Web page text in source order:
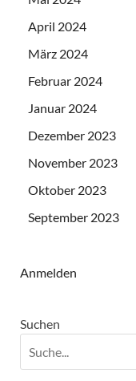
April 2024
März 2024
Februar 2024
Januar 2024
Dezember 2023
November 2023
Oktober 2023
September 2023
Anmelden
Suchen